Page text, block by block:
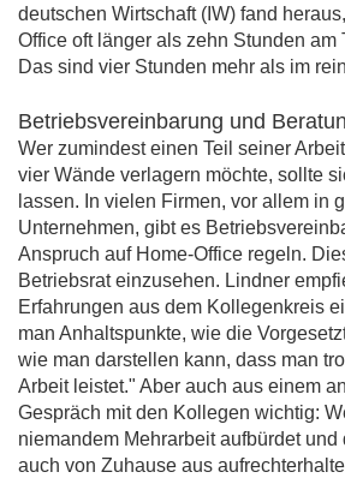
deutschen Wirtschaft (IW) fand
Office oft länger als zehn Stunden am
Das sind vier Stunden mehr als im
Betriebsvereinbarung und
Wer zumindest einen Teil seiner
vier Wände verlagern möchte, sollte
lassen. In vielen Firmen, vor allem in
Unternehmen, gibt es
Anspruch auf Home-Office regeln.
Betriebsrat einzusehen. Lindner
Erfahrungen aus dem Kollegenkreis
man Anhaltspunkte, wie die
wie man darstellen kann, dass man
Arbeit leistet." Aber auch aus einem
Gespräch mit den Kollegen wichtig:
niemandem Mehrarbeit aufbürdet
auch von Zuhause aus